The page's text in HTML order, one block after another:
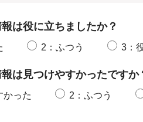
は役に立ちましたか？
2：ふつう 3：
は見つけやすかったですか
かった 2：ふつう